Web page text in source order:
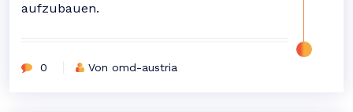
aufzubauen.
0 Von omd-austria